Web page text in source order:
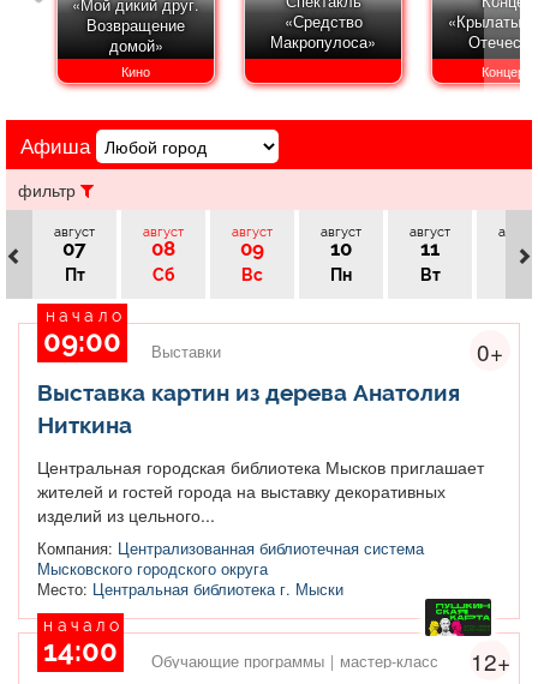
Поздравления
ТВ программа
«Мой дикий друг.
Возвращение
домой»
Кино
«Средство
Макропулоса»
«Крылатые
Афиша
фильтр
август
07
Пт
август
08
Сб
август
09
Вс
август
10
Пн
август
11
Вт
август
12
0+
начало
09:00 Выставки
Выставка картин из дерева Анатолия
Ниткина
Центральная городская библиотека Мысков приглашает
жителей и гостей города на выставку декоративных
изделий из цельного...
Компания: Централизованная библиотечная система
Мысковского городского округа
Место: Центральная библиотека г. Мыски
12+
начало
14:00 Обучающие программы | мастер-класс